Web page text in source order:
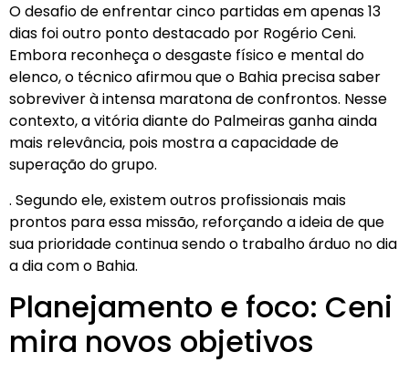
O desafio de enfrentar cinco partidas em apenas 13
dias foi outro ponto destacado por Rogério Ceni.
Embora reconheça o desgaste físico e mental do
elenco, o técnico afirmou que o Bahia precisa saber
sobreviver à intensa maratona de confrontos. Nesse
contexto, a vitória diante do Palmeiras ganha ainda
mais relevância, pois mostra a capacidade de
superação do grupo.
. Segundo ele, existem outros profissionais mais
prontos para essa missão, reforçando a ideia de que
sua prioridade continua sendo o trabalho árduo no dia
a dia com o Bahia.
Planejamento e foco: Ceni
mira novos objetivos